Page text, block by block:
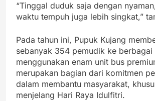
“Tinggal duduk saja dengan
waktu tempuh juga lebih singkat,”
Pada tahun ini, Pupuk Kujang
sebanyak 354 pemudik ke berbagai
menggunakan enam unit bus
merupakan bagian dari komitmen
dalam membantu masyarakat,
menjelang Hari Raya Idulfitri.